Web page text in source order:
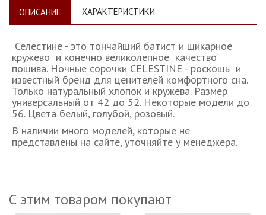
ОПИСАНИЕ ХАРАКТЕРИСТИКИ
Селестине - это тончайший батист и шикарное
кружево и конечно великолепное качество
пошива. Ночные сорочки CELESTINE - роскошь и
известный бренд для ценителей комфортного сна.
Только натуральный хлопок и кружева. Размер
универсальный от 42 до 52. Некоторые модели до
56. Цвета белый, голубой, розовый.
В наличии много моделей, которые не
представлены на сайте, уточняйте у менеджера.
С этим товаром покупают